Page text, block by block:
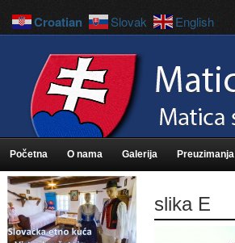
Početna O nama Galerija Preuzimanja
slika E
Croatian Slovak English